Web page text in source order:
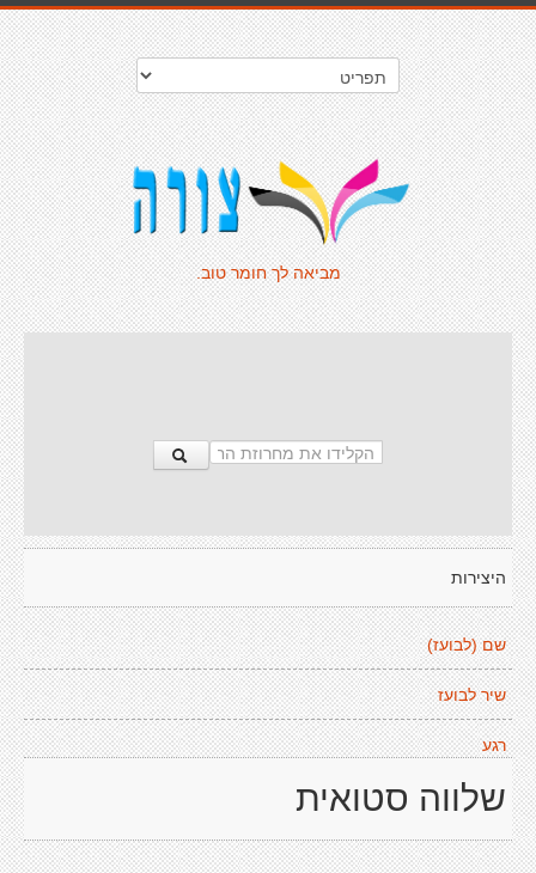
מביאה לך חומר טוב.
היצירות
שם (לבועז)
שיר לבועז
רגע
שלווה סטואית